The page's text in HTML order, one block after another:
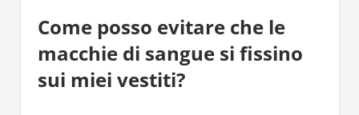
Come posso evitare che le
macchie di sangue si fissino
sui miei vestiti?